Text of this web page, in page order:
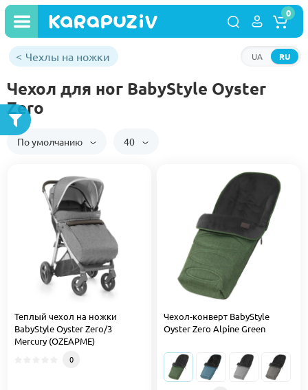
RU
UA
0
Чехлы на ножки
Чехол для ног BabyStyle Oyster
Zero
По умолчанию 40
Теплый чехол на ножки
BabyStyle Oyster Zero/3
Mercury (OZEAPME)
0
Чехол-конверт BabyStyle
Oyster Zero Alpine Green